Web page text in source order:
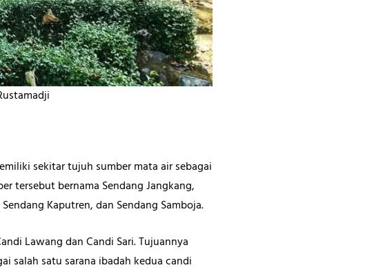
sekitar tujuh sumber mata air sebagai
tersebut bernama Sendang Jangkang,
Kaputren, dan Sendang Samboja.
Lawang dan Candi Sari. Tujuannya
salah satu sarana ibadah kedua candi